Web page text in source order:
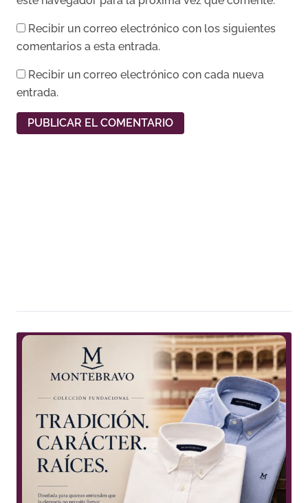
Recibir un correo electrónico con los siguientes
comentarios a esta entrada.
Recibir un correo electrónico con cada nueva
entrada.